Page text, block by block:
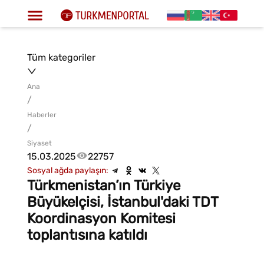
Tüm kategoriler
Ana
/
Haberler
/
Siyaset
15.03.2025 22757
Sosyal ağda paylaşın:
Türkmenistan’ın Türkiye
Büyükelçisi, İstanbul'daki TDT
Koordinasyon Komitesi
toplantısına katıldı